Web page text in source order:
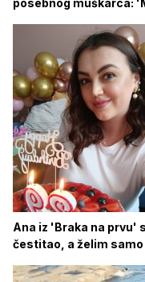
Ana iz 'Braka na prvu'
čestitao, a želim